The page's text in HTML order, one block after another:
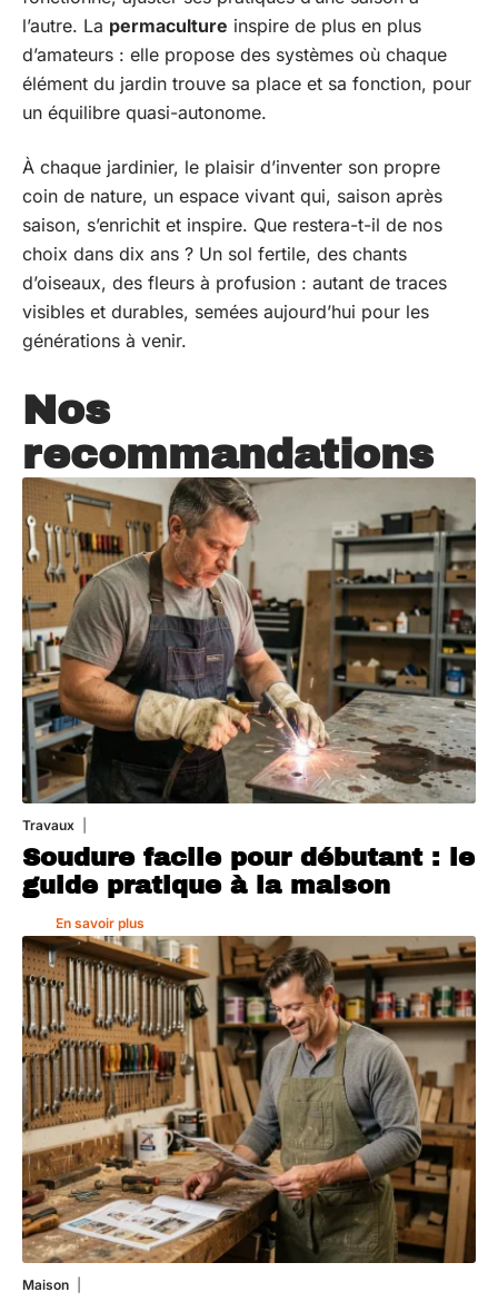
l’autre. La permaculture inspire de plus en plus
d’amateurs : elle propose des systèmes où chaque
élément du jardin trouve sa place et sa fonction, pour
un équilibre quasi-autonome.
À chaque jardinier, le plaisir d’inventer son propre
coin de nature, un espace vivant qui, saison après
saison, s’enrichit et inspire. Que restera-t-il de nos
choix dans dix ans ? Un sol fertile, des chants
d’oiseaux, des fleurs à profusion : autant de traces
visibles et durables, semées aujourd’hui pour les
générations à venir.
Nos
recommandations
Travaux
Soudure facile pour débutant : le
guide pratique à la maison
En savoir plus
Maison